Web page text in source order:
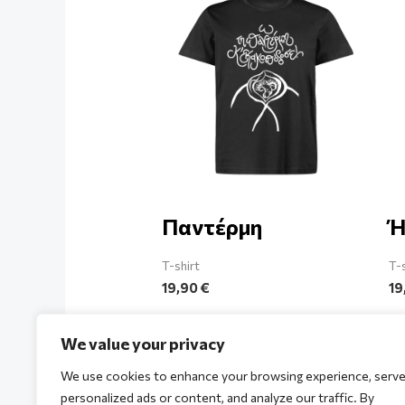
We value your privacy
We use cookies to enhance your browsing experience, serve
personalized ads or content, and analyze our traffic. By
Παντέρμη
T-shirt
19,90€
T-